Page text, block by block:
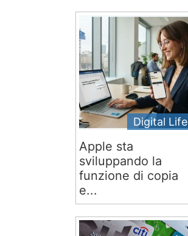
Digital Life
Apple sta
sviluppando la
funzione di copia
e...